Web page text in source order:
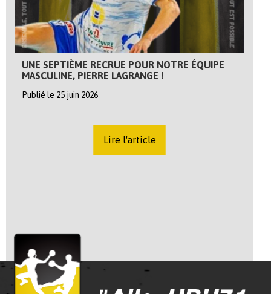
UNE SEPTIÈME RECRUE POUR NOTRE ÉQUIPE
MASCULINE, PIERRE LAGRANGE !
Publié le 25 juin 2026
Lire l'article